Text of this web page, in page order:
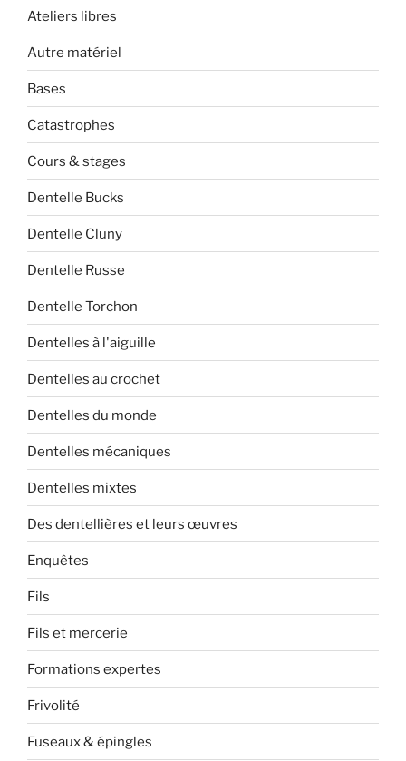
Ateliers libres
Autre matériel
Bases
Catastrophes
Cours & stages
Dentelle Bucks
Dentelle Cluny
Dentelle Russe
Dentelle Torchon
Dentelles à l'aiguille
Dentelles au crochet
Dentelles du monde
Dentelles mécaniques
Dentelles mixtes
Des dentellières et leurs œuvres
Enquêtes
Fils
Fils et mercerie
Formations expertes
Frivolité
Fuseaux & épingles